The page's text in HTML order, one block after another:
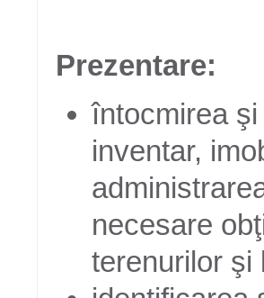
Prezentare:
întocmirea
inventar,
necesare
terenurilor şi